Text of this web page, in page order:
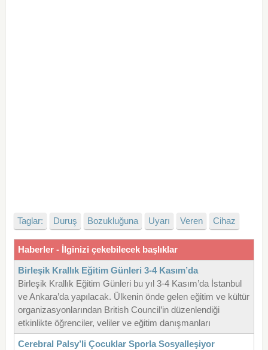
Taglar: Duruş Bozukluğuna Uyarı Veren Cihaz
Haberler - İlginizi çekebilecek başlıklar
Birleşik Krallık Eğitim Günleri 3-4 Kasım’da
Birleşik Krallık Eğitim Günleri bu yıl 3-4 Kasım’da İstanbul
ve Ankara’da yapılacak. Ülkenin önde gelen eğitim ve kültür
organizasyonlarından British Council’in düzenlendiği
etkinlikte öğrenciler, veliler ve eğitim danışmanları
Cerebral Palsy’li Çocuklar Sporla Sosyalleşiyor